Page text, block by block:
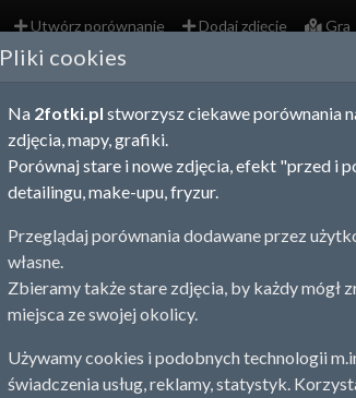
Utwórz porównanie Dodaj zdjęcie Gra
Pliki cookies
Na 2fotki.pl stworzysz ciekawe porównania
zdjęcia, mapy, grafiki.
Porównaj stare i nowe zdjęcia, efekt "przed i
detailingu, make-upu, fryzur.
Przeglądaj porównania dodawane przez
własne.
Zbieramy także stare zdjęcia, by każdy mógł
miejsca ze swojej okolicy.
Używamy cookies i podobnych technologii
świadczenia usług, reklamy, statystyk.